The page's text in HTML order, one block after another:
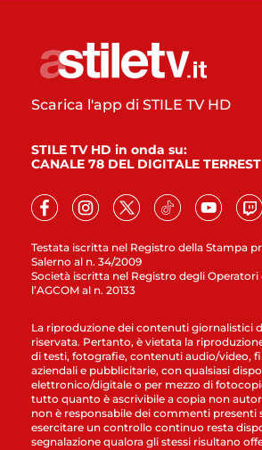
Testata iscritta nel Registro della Stampa
Salerno al n. 34/2009
Società iscritta nel Registro degli
l’AGCOM al n. 20133
Scarica l'app di STILE TV HD
STILE TV HD in onda su:
CANALE 78 DEL DIGITALE
La riproduzione dei contenuti giornalistici
riservata. Pertanto, è vietata la
di testi, fotografie, contenuti audio/video,
aziendali e pubblicitarie, con qualsiasi
elettronico/digitale o per mezzo di
tutto quanto è ascrivibile a copia non
non è responsabile dei commenti presenti
esercitare un controllo continuo resta
segnalazione qualora gli stessi risultano